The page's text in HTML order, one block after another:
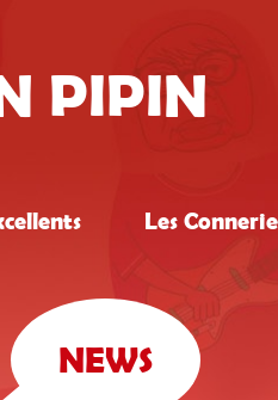
PIPIN
NEWS
Les